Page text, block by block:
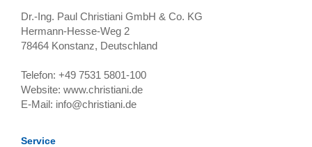
Dr.-Ing. Paul Christiani GmbH & Co. KG
Hermann-Hesse-Weg 2
78464 Konstanz, Deutschland
Telefon: +49 7531 5801-100
Website: www.christiani.de
E-Mail: info@christiani.de
Service